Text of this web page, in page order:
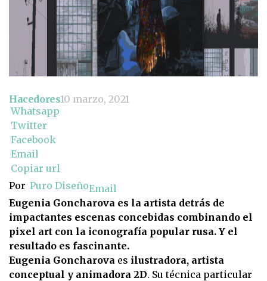
Hacedores10 marzo, 2021
Whatsapp
Twitter
Facebook
Email
Copiar url
Por Puro DiseñoEmail
Eugenia Goncharova es la artista detrás de
impactantes escenas concebidas combinando el
pixel art con la iconografía popular rusa. Y el
resultado es fascinante.
Eugenia Goncharova es ilustradora, artista
conceptual y animadora 2D. Su técnica particular